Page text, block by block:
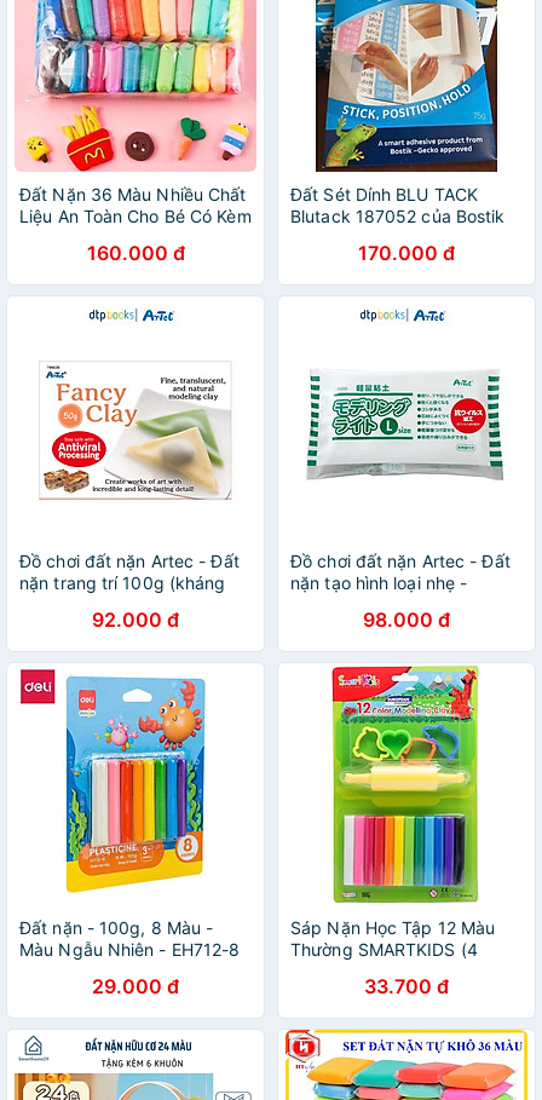
Đất Nặn 36 Màu Nhiều Chất
Liệu An Toàn Cho Bé Có Kèm
Sáp Nặn Bột Nặn Sản Phẩm
Đất Sét Tự Khô Siêu Nhẹ
160.000 đ
Đất Sét Dính BLU TACK
Blutack 187052 của Bostik
170.000 đ
Đồ chơi đất nặn Artec - Đất
nặn trang trí 100g (kháng
92.000 đ
Đồ chơi đất nặn Artec - Đất
nặn tạo hình loại nhẹ -
98.000 đ
Đất nặn - 100g, 8 Màu -
Màu Ngẫu Nhiên - EH712-8
29.000 đ
Sáp Nặn Học Tập 12 Màu
Thường SMARTKIDS (4
33.700 đ